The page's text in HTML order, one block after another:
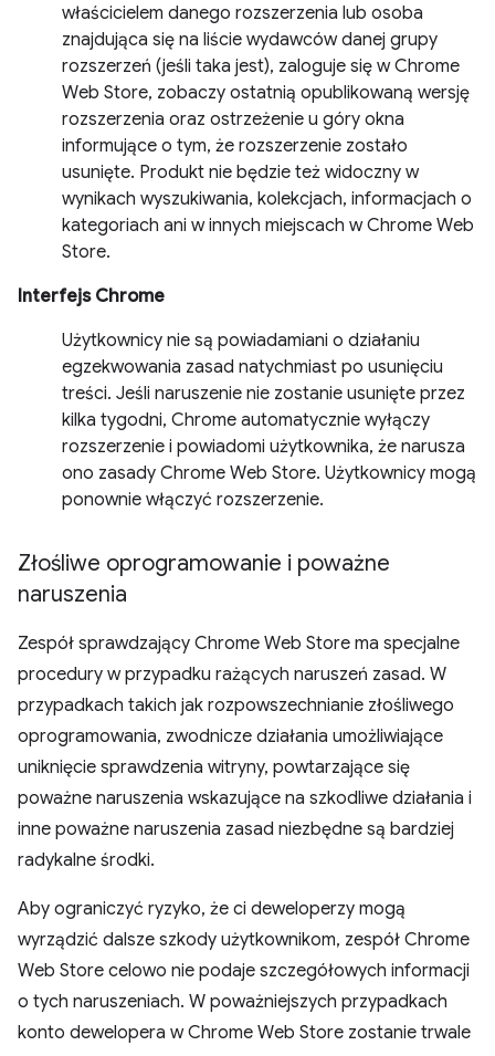
właścicielem danego rozszerzenia lub osoba
znajdująca się na liście wydawców danej grupy
rozszerzeń (jeśli taka jest), zaloguje się w Chrome
Web Store, zobaczy ostatnią opublikowaną wersję
rozszerzenia oraz ostrzeżenie u góry okna
informujące o tym, że rozszerzenie zostało
usunięte. Produkt nie będzie też widoczny w
wynikach wyszukiwania, kolekcjach, informacjach o
kategoriach ani w innych miejscach w Chrome Web
Store.
Interfejs Chrome
Użytkownicy nie są powiadamiani o działaniu
egzekwowania zasad natychmiast po usunięciu
treści. Jeśli naruszenie nie zostanie usunięte przez
kilka tygodni, Chrome automatycznie wyłączy
rozszerzenie i powiadomi użytkownika, że narusza
ono zasady Chrome Web Store. Użytkownicy mogą
ponownie włączyć rozszerzenie.
Złośliwe oprogramowanie i poważne
naruszenia
Zespół sprawdzający Chrome Web Store ma specjalne
procedury w przypadku rażących naruszeń zasad. W
przypadkach takich jak rozpowszechnianie złośliwego
oprogramowania, zwodnicze działania umożliwiające
uniknięcie sprawdzenia witryny, powtarzające się
poważne naruszenia wskazujące na szkodliwe działania i
inne poważne naruszenia zasad niezbędne są bardziej
radykalne środki.
Aby ograniczyć ryzyko, że ci deweloperzy mogą
wyrządzić dalsze szkody użytkownikom, zespół Chrome
Web Store celowo nie podaje szczegółowych informacji
o tych naruszeniach. W poważniejszych przypadkach
konto dewelopera w Chrome Web Store zostanie trwale